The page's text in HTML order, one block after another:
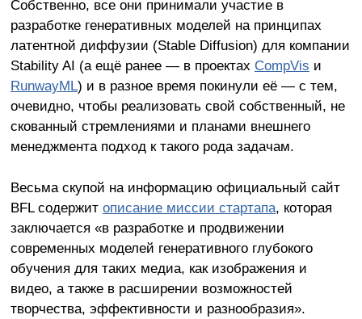
Собственно, все они принимали участие в
разработке генеративных моделей на принципах
латентной диффузии (Stable Diffusion) для компании
Stability AI (а ещё ранее — в проектах CompVis и
RunwayML) и в разное время покинули её — с тем,
очевидно, чтобы реализовать свой собственный, не
скованный стремлениями и планами внешнего
менеджмента подход к такого рода задачам.
Весьма скупой на информацию официальный сайт
BFL содержит описание миссии стартапа, которая
заключается «в разработке и продвижении
современных моделей генеративного глубокого
обучения для таких медиа, как изображения и
видео, а также в расширении возможностей
творчества, эффективности и разнообразия».